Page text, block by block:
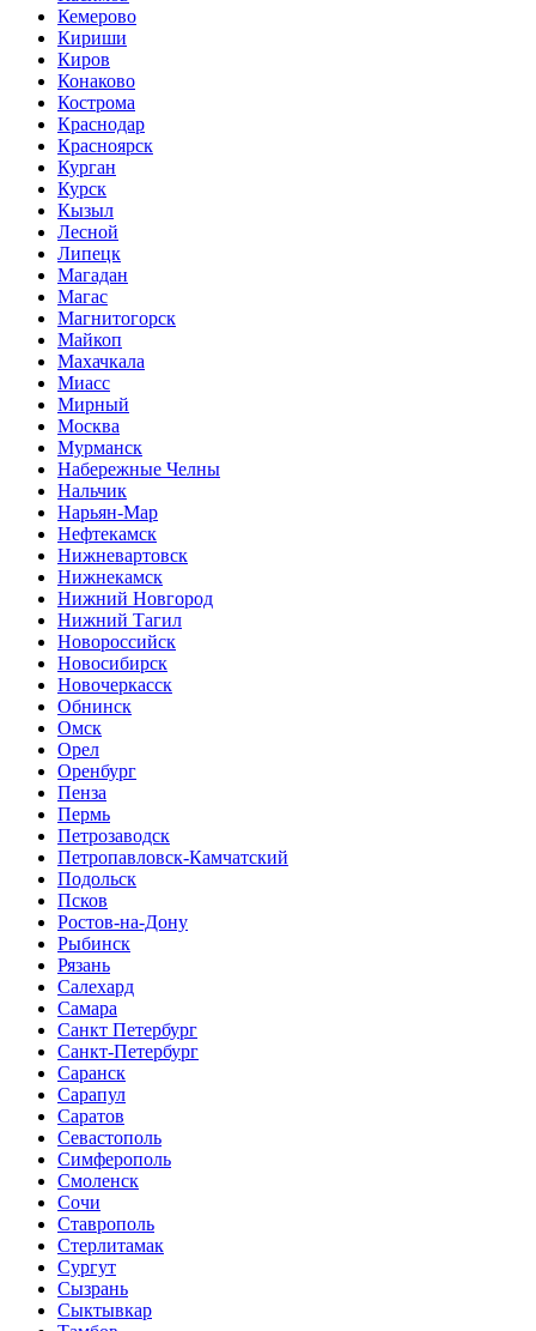
Кемерово
Кириши
Киров
Конаково
Кострома
Краснодар
Красноярск
Курган
Курск
Кызыл
Лесной
Липецк
Магадан
Магас
Магнитогорск
Майкоп
Махачкала
Миасс
Мирный
Москва
Мурманск
Набережные Челны
Нальчик
Нарьян-Мар
Нефтекамск
Нижневартовск
Нижнекамск
Нижний Новгород
Нижний Тагил
Новороссийск
Новосибирск
Новочеркасск
Обнинск
Омск
Орел
Оренбург
Пенза
Пермь
Петрозаводск
Петропавловск-Камчатский
Подольск
Псков
Ростов-на-Дону
Рыбинск
Рязань
Салехард
Самара
Санкт Петербург
Санкт-Петербург
Саранск
Сарапул
Саратов
Севастополь
Симферополь
Смоленск
Сочи
Ставрополь
Стерлитамак
Сургут
Сызрань
Сыктывкар